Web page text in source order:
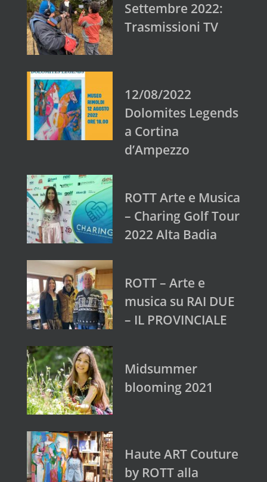
Settembre 2022:
Trasmissioni TV
12/08/2022
Dolomites Legends
a Cortina
d’Ampezzo
ROTT Arte e Musica
– Charing Golf Tour
2022 Alta Badia
ROTT – Arte e
musica su RAI DUE
– IL PROVINCIALE
Midsummer
blooming 2021
Haute ART Couture
by ROTT alla